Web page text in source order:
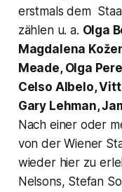
erstmals dem
zählen u. a. Olga
Magdalena
Meade, Olga
Celso Albelo,
Gary Lehman,
Nach einer oder
von der Wiener
wieder hier zu
Nelsons, Stefan